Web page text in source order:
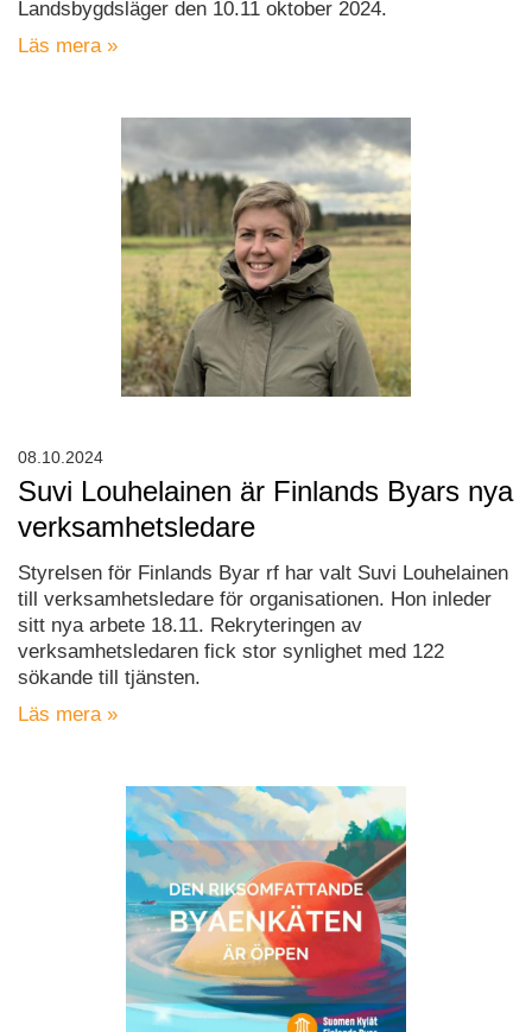
Landsbygdsläger den 10.11 oktober 2024.
Läs mera »
Suvi Louhelainen är Finlands Byars nya
verksamhetsledare
Styrelsen för Finlands Byar rf har valt Suvi Louhelainen
till verksamhetsledare för organisationen. Hon inleder
sitt nya arbete 18.11. Rekryteringen av
verksamhetsledaren fick stor synlighet med 122
sökande till tjänsten.
Läs mera »
08.10.2024